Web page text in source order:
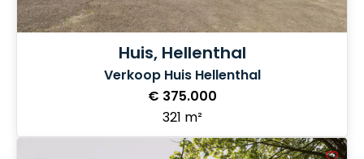
Huis, Hellenthal
Verkoop Huis Hellenthal
€ 375.000
321 m²